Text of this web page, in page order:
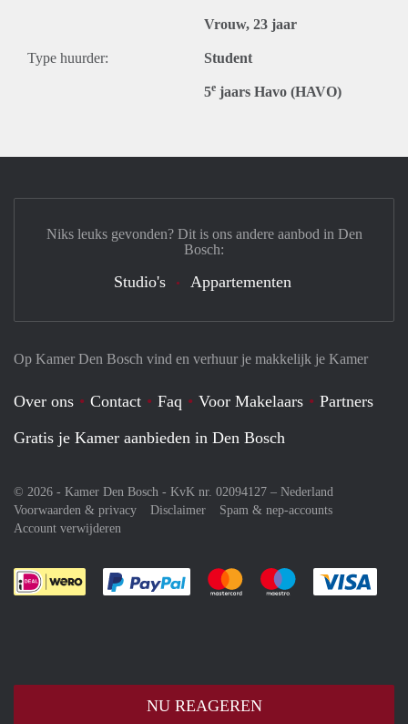
Vrouw, 23 jaar
Type huurder: Student
5e jaars Havo (HAVO)
NU REAGEREN
Op Kamer Den Bosch vind en verhuur je makkelijk je Kamer
Over ons Contact Faq Voor Makelaars
Partners
Gratis je Kamer aanbieden in Den Bosch
© 2026 - Kamer Den Bosch - KvK nr. 02094127 – Nederland
Voorwaarden & privacy
Disclaimer
Spam & nep-accounts
Account verwijderen
Je rekent gemakkelijk af met Paypal
Je rekent gemakkelijk af met
Je rekent
Niks leuks gevonden? Dit is ons andere aanbod in Den
Bosch:
Studio's Appartementen